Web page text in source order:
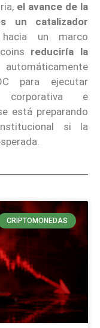
el avance de la
un catalizador
un marco
reduciría la
para ejecutar
corporativa e
está preparando
si la
CRIPTOMONEDAS